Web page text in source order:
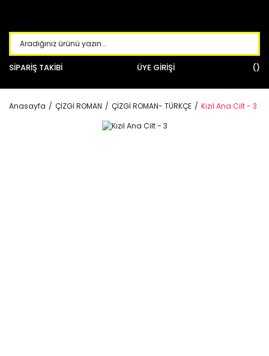
SİPARİŞ TAKİBİ ÜYE GİRİŞİ
Anasayfa ÇİZGİ ROMAN ÇİZGİ ROMAN- TÜRKÇE Kızıl Ana Cilt - 3